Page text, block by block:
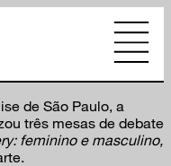
de São Paulo, a
três mesas de debate
feminino e masculino,